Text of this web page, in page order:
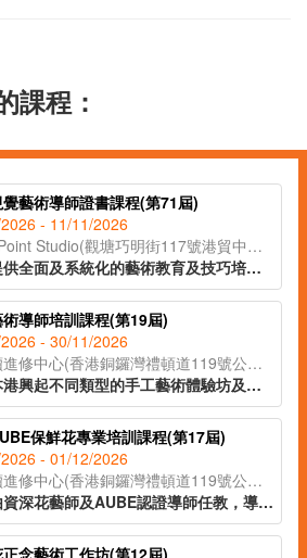
課程：
覺藝術導師證書課程(第71屆)
- 11/11/2026
@Art Point Studio(觀塘巧明街117號港貿中心18樓02室)
課程提供全面及系統化的藝術教育及技巧培訓，配合兒童心理學理論，教授學員視藝教案設計、兒童教學技巧、評估方法，以及如何有效與家長溝通及協調。課程提供兒童畫室教學場地實地參觀機會，學員可親身體驗視藝課堂的環境氣氛，運用所學的理論與技巧實踐在教育工作及管理上。
導師培訓課程(第19屆)
- 30/11/2026
@持續進修中心(香港銅鑼灣禮頓道119號公理堂大樓21-23樓)
近年本港興起不同類型的手工藝術體驗坊及興趣班，不論是大人或小朋友，亦會在空餘時間參加手工藝術創作活動，學習新技能。課程為有志投身手工藝術導師或藝術教育人士而設，學員可透過課堂體驗，學習多項潮流及時尚的手作藝術，掌握班組設計及帶領技巧，提升教學專業。
保鮮花專業培訓課程(第17屆)
- 01/12/2026
@持續進修中心(香港銅鑼灣禮頓道119號公理堂大樓21-23樓)
課程由資深花藝師及AUBE認證導師任教，導師將多年歐式花藝設計經驗與技巧，融入保鮮花工藝當中，善用花藝的色彩配搭理論，靈巧結合不同的花材及葉材設計成別出心裁的獨特作品。課程所有花材及花器均由日本直送，學員完成指定作品，可自費申請由AUBE發出的認可證書並成為會員，會員更可終身以批發價於AUBE購買日本直送花材和花器。